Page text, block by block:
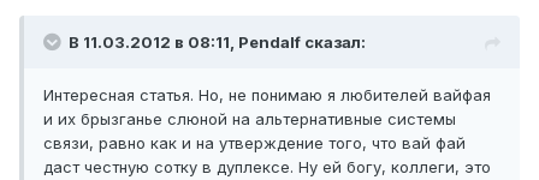
В 11.03.2012 в 08:11, Pendalf сказал:
Интересная статья. Но, не понимаю я любителей вайфая
и их брызганье слюной на альтернативные системы
связи, равно как и на утверждение того, что вай фай
даст честную сотку в дуплексе. Ну ей богу, коллеги, это